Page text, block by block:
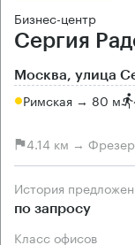
Бизнес-центр
Сергия
Москва, улица
Римская → 80 м
4.14 км →
История
по запросу
Класс офисов